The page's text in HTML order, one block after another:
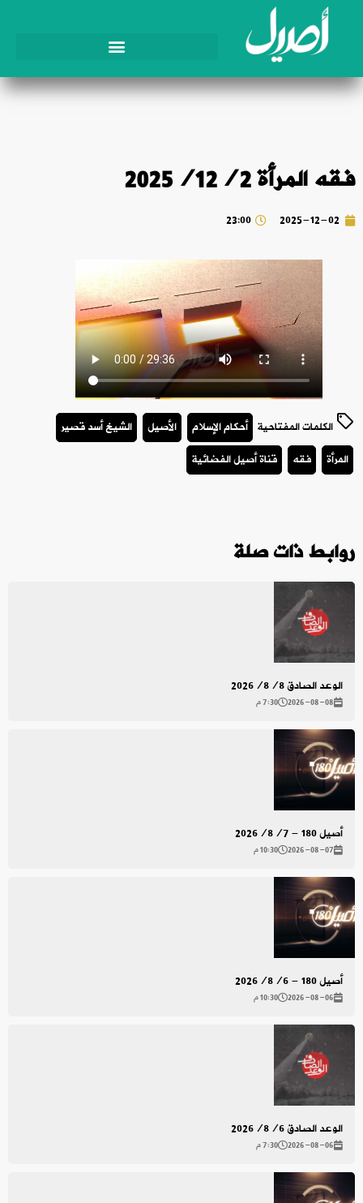
فقه المرأة 2025/12/2
2025-12-02
23:00
الكلمات المفتاحية أحكام الإسلام الأصيل
الشيخ أسد قصير
المرأة
فقه قناة أصيل الفضائية
روابط ذات صلة
الوعد الصادق 2026/8/8
2026-08-08 7:30 م
أصيل 180 - 2026/8/7
2026-08-07 10:30 م
أصيل 180 - 2026/8/6
2026-08-06 10:30 م
الوعد الصادق 2026/8/6
2026-08-06 7:30 م